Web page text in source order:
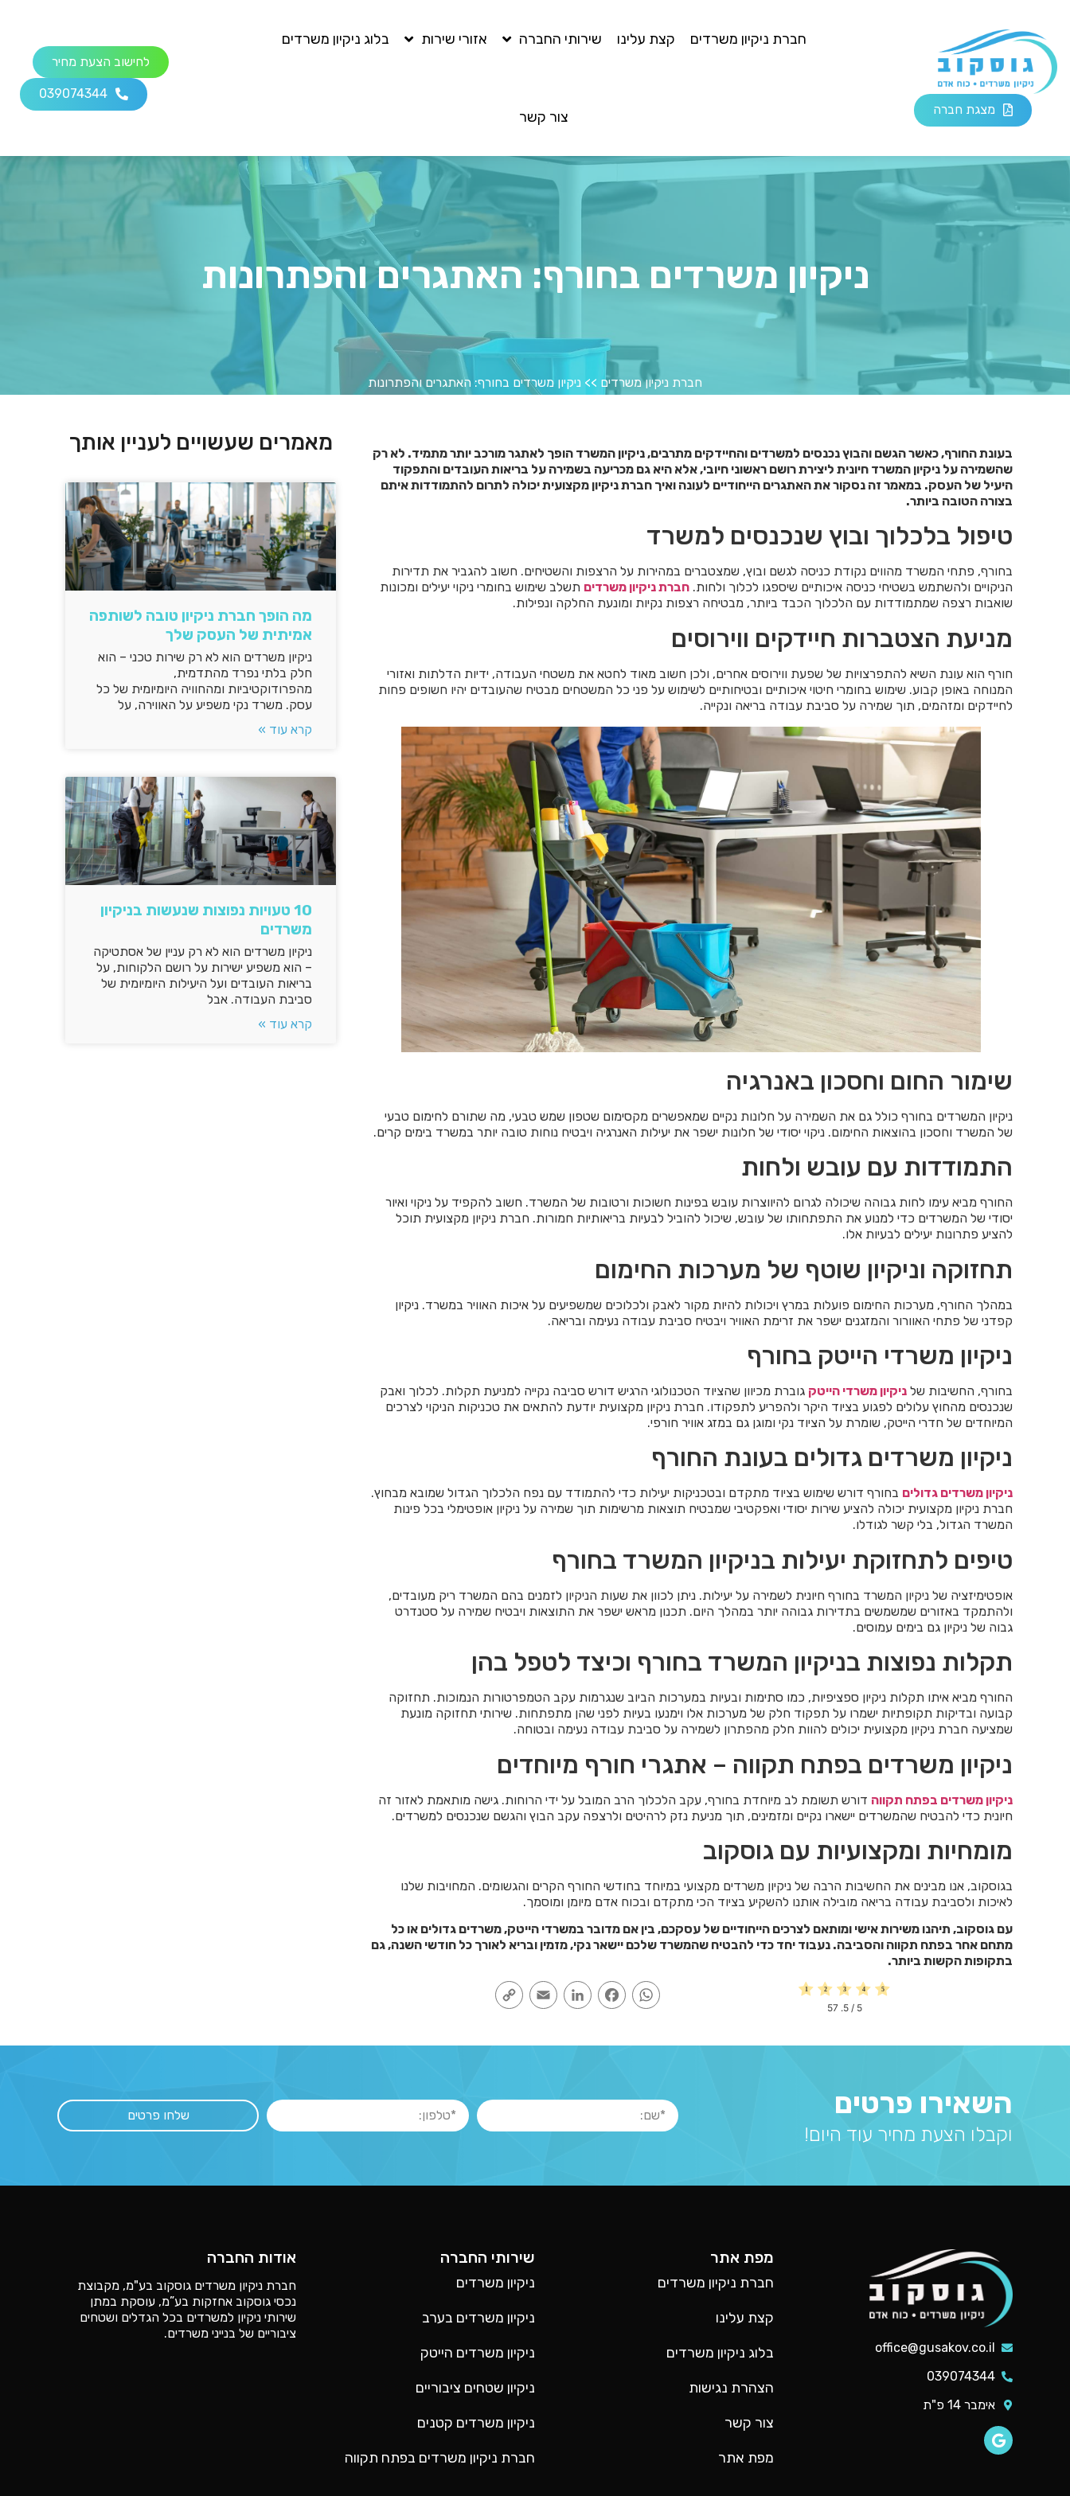
מצגת חברה
חברת ניקיון משרדים קצת עלינו שירותי החברה אזורי שירות בלוג ניקיון משרדים
צור קשר
לחישוב הצעת מחיר
039074344
ניקיון משרדים בחורף: האתגרים והפתרונות
חברת ניקיון משרדים >> ניקיון משרדים בחורף: האתגרים והפתרונות
בעונת החורף, כאשר הגשם והבוץ נכנסים למשרדים והחיידקים מתרבים, ניקיון המשרד הופך לאתגר מורכב יותר מתמיד. לא רק
שהשמירה על ניקיון המשרד חיונית ליצירת רושם ראשוני חיובי, אלא היא גם מכריעה בשמירה על בריאות העובדים והתפקוד
היעיל של העסק. במאמר זה נסקור את האתגרים הייחודיים לעונה ואיך חברת ניקיון מקצועית יכולה לתרום להתמודדות איתם
בצורה הטובה ביותר.
טיפול בלכלוך ובוץ שנכנסים למשרד
בחורף, פתחי המשרד מהווים נקודת כניסה לגשם ובוץ, שמצטברים במהירות על הרצפות והשטיחים. חשוב להגביר את תדירות
הניקויים ולהשתמש בשטיחי כניסה איכותיים שיספגו לכלוך ולחות. חברת ניקיון משרדים תשלב שימוש בחומרי ניקוי יעילים ומכונות
שואבות רצפה שמתמודדות עם הלכלוך הכבד ביותר, מבטיחה רצפות נקיות ומונעת החלקה ונפילות.
מניעת הצטברות חיידקים ווירוסים
חורף הוא עונת השיא להתפרצויות של שפעת ווירוסים אחרים, ולכן חשוב מאוד לחטא את משטחי העבודה, ידיות הדלתות ואזורי
המנוחה באופן קבוע. שימוש בחומרי חיטוי איכותיים ובטיחותיים לשימוש על פני כל המשטחים מבטיח שהעובדים יהיו חשופים פחות
לחיידקים ומזהמים, תוך שמירה על סביבת עבודה בריאה ונקייה.
שימור החום וחסכון באנרגיה
ניקיון המשרדים בחורף כולל גם את השמירה על חלונות נקיים שמאפשרים מקסימום שטפון שמש טבעי, מה שתורם לחימום טבעי
של המשרד וחסכון בהוצאות החימום. ניקוי יסודי של חלונות ישפר את יעילות האנרגיה ויבטיח נוחות טובה יותר במשרד בימים קרים.
התמודדות עם עובש ולחות
החורף מביא עימו לחות גבוהה שיכולה לגרום להיווצרות עובש בפינות חשוכות ורטובות של המשרד. חשוב להקפיד על ניקוי ואיור
יסודי של המשרדים כדי למנוע את התפתחותו של עובש, שיכול להוביל לבעיות בריאותיות חמורות. חברת ניקיון מקצועית תוכל
להציע פתרונות יעילים לבעיות אלו.
תחזוקה וניקיון שוטף של מערכות החימום
במהלך החורף, מערכות החימום פועלות במרץ ויכולות להיות מקור לאבק ולכלוכים שמשפיעים על איכות האוויר במשרד. ניקיון
קפדני של פתחי האוורור והמזגנים ישפר את זרימת האוויר ויבטיח סביבת עבודה נעימה ובריאה.
ניקיון משרדי הייטק בחורף
בחורף, החשיבות של ניקיון משרדי הייטק גוברת מכיוון שהציוד הטכנולוגי הרגיש דורש סביבה נקייה למניעת תקלות. לכלוך ואבק
שנכנסים מהחוץ עלולים לפגוע בציוד היקר ולהפריע לתפקודו. חברת ניקיון מקצועית יודעת להתאים את טכניקות הניקוי לצרכים
המיוחדים של חדרי הייטק, שומרת על הציוד נקי ומוגן גם במזג אוויר חורפי.
ניקיון משרדים גדולים בעונת החורף
ניקיון משרדים גדולים בחורף דורש שימוש בציוד מתקדם ובטכניקות יעילות כדי להתמודד עם נפח הלכלוך הגדול שמובא מבחוץ.
חברת ניקיון מקצועית יכולה להציע שירות יסודי ואפקטיבי שמבטיח תוצאות מרשימות תוך שמירה על ניקיון אופטימלי בכל פינות
המשרד הגדול, בלי קשר לגודלו.
טיפים לתחזוקת יעילות בניקיון המשרד בחורף
אופטימיזציה של ניקיון המשרד בחורף חיונית לשמירה על יעילות. ניתן לכוון את שעות הניקיון לזמנים בהם המשרד ריק מעובדים,
ולהתמקד באזורים שמשמשים בתדירות גבוהה יותר במהלך היום. תכנון מראש ישפר את התוצאות ויבטיח שמירה על סטנדרט
גבוה של ניקיון גם בימים עמוסים.
תקלות נפוצות בניקיון המשרד בחורף וכיצד לטפל בהן
החורף מביא איתו תקלות ניקיון ספציפיות, כמו סתימות ובעיות במערכות הביוב שנגרמות עקב הטמפרטורות הנמוכות. תחזוקה
קבועה ובדיקות תקופתיות ישמרו על תפקוד חלק של מערכות אלו וימנעו בעיות לפני שהן מתפתחות. שירותי תחזוקה מונעת
שמציעה חברת ניקיון מקצועית יכולים להוות חלק מהפתרון לשמירה על סביבת עבודה נעימה ובטוחה.
ניקיון משרדים בפתח תקווה – אתגרי חורף מיוחדים
ניקיון משרדים בפתח תקווה דורש תשומת לב מיוחדת בחורף, עקב הלכלוך הרב המובל על ידי הרוחות. גישה מותאמת לאזור זה
חיונית כדי להבטיח שהמשרדים יישארו נקיים ומזמינים, תוך מניעת נזק לרהיטים ולרצפה עקב הבוץ והגשם שנכנסים למשרדים.
מומחיות ומקצועיות עם גוסקוב
בגוסקוב, אנו מבינים את החשיבות הרבה של ניקיון משרדים מקצועי במיוחד בחודשי החורף הקרים והגשומים. המחויבות שלנו
לאיכות ולסביבת עבודה בריאה מובילה אותנו להשקיע בציוד הכי מתקדם ובכוח אדם מיומן ומוסמך.
עם גוסקוב, תיהנו משירות אישי ומותאם לצרכים הייחודיים של עסקכם, בין אם מדובר במשרדי הייטק, משרדים גדולים או כל
מתחם אחר בפתח תקווה והסביבה. נעבוד יחד כדי להבטיח שהמשרד שלכם יישאר נקי, מזמין ובריא לאורך כל חודשי השנה, גם
בתקופות הקשות ביותר.
5
/ 5.
57
WhatsApp
Facebook
LinkedIn
Email
מאמרים שעשויים לעניין אותך
מה הופך חברת ניקיון טובה לשותפה
אמיתית של העסק שלך
ניקיון משרדים הוא לא רק שירות טכני – הוא
חלק בלתי נפרד מהתדמית,
מהפרודוקטיביות ומהחוויה היומיומית של כל
עסק. משרד נקי משפיע על האווירה, על
קרא עוד »
10 טעויות נפוצות שנעשות בניקיון
משרדים
ניקיון משרדים הוא לא רק עניין של אסתטיקה
– הוא משפיע ישירות על רושם הלקוחות, על
בריאות העובדים ועל היעילות היומיומית של
סביבת העבודה. אבל
קרא עוד »
השאירו פרטים
וקבלו הצעת מחיר עוד היום!
שלחו פרטים
office@gusakov.co.il
039074344
אימבר 14 פ"ת
מפת אתר
חברת ניקיון משרדים
קצת עלינו
בלוג ניקיון משרדים
הצהרת נגישות
צור קשר
מפת אתר
שירותי החברה
ניקיון משרדים
ניקיון משרדים בערב
ניקיון משרדים הייטק
ניקיון שטחים ציבוריים
ניקיון משרדים קטנים
חברת ניקיון משרדים בפתח תקווה
אודות החברה
חברת ניקיון משרדים גוסקוב בע"מ, מקבוצת
נכסי גוסקוב אחזקות בע”מ, עוסקת במתן
שירותי ניקיון למשרדים בכל הגדלים ושטחים
ציבוריים של בנייני משרדים.